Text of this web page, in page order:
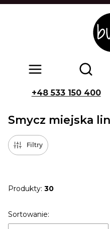
+48 533 150 400
Smycz miejska
Filtry
Produkty: 30
Lista produktów
Sortowanie: